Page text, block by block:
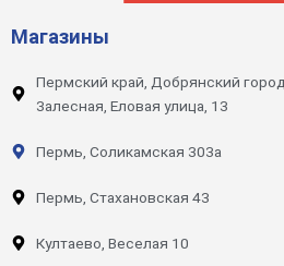
Магазины
Пермский край, Добрянский
Залесная, Еловая улица, 13
Пермь, Соликамская 303а
Пермь, Стахановская 43
Култаево, Веселая 10